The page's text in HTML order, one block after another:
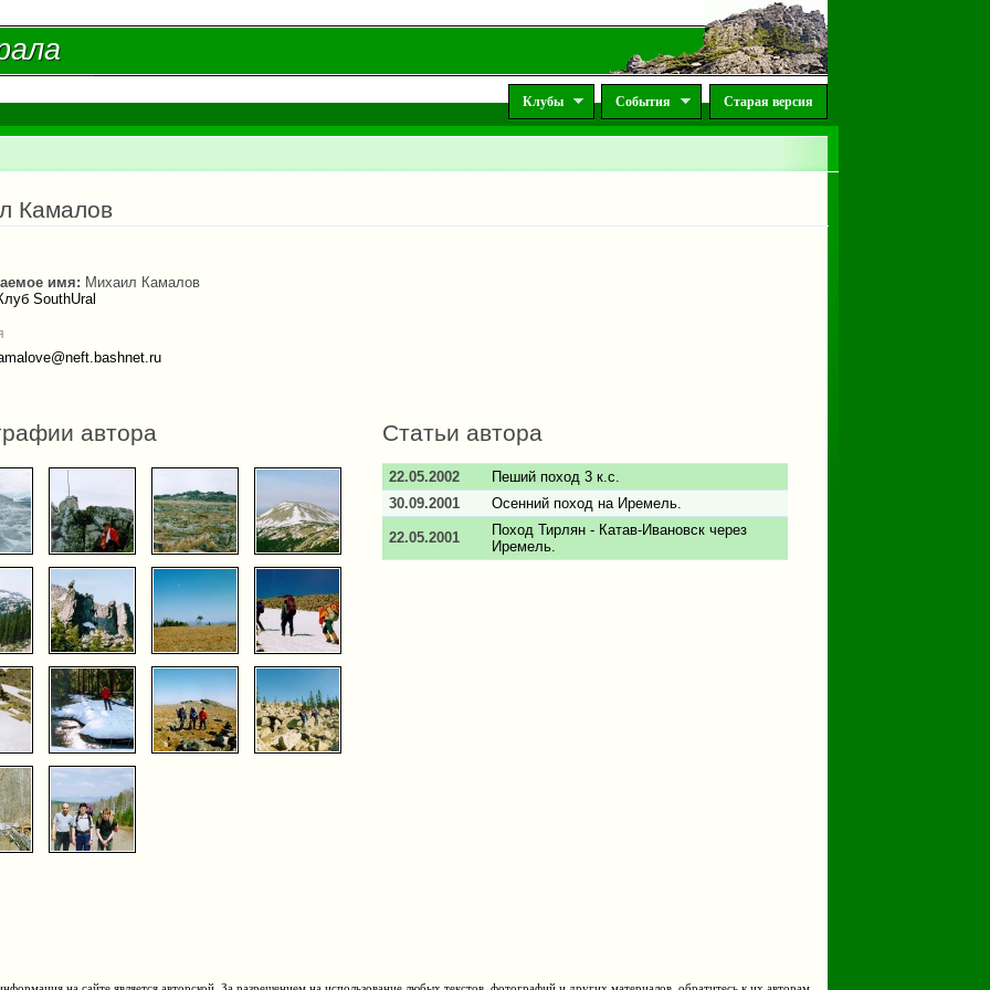
Клубы События Старая версия
Камалов
имя: Михаил Камалов
SouthUral
автора Статьи автора
22.05.2002
Пеший поход 3 к.с.
30.09.2001
Осенний поход на Иремель.
22.05.2001
Поход Тирлян - Катав-Ивановск через
Иремель.